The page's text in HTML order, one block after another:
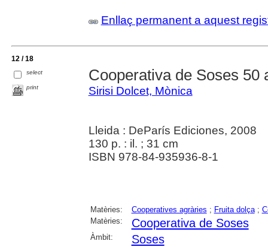
Enllaç permanent a aquest
12 / 18
select
print
Cooperativa de Soses 50
Sirisi Dolcet, Mònica
Lleida : DeParís Ediciones, 2008
130 p. : il. ; 31 cm
ISBN 978-84-935936-8-1
Matèries: Cooperatives agràries ; Fruita dolça;
Matèries:
Cooperativa de Soses
Àmbit: Soses